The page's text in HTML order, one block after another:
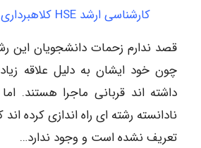
کارشناسی ارشد HSE کلاهبرداری علمی و نوین
قصد ندارم زحمات دانشجویان این
چون خود ایشان به دلیل علاقه
داشته اند قربانی ماجرا هستند.
نادانسته رشته ای راه اندازی کرده
تعریف نشده است و وجود ندارد…